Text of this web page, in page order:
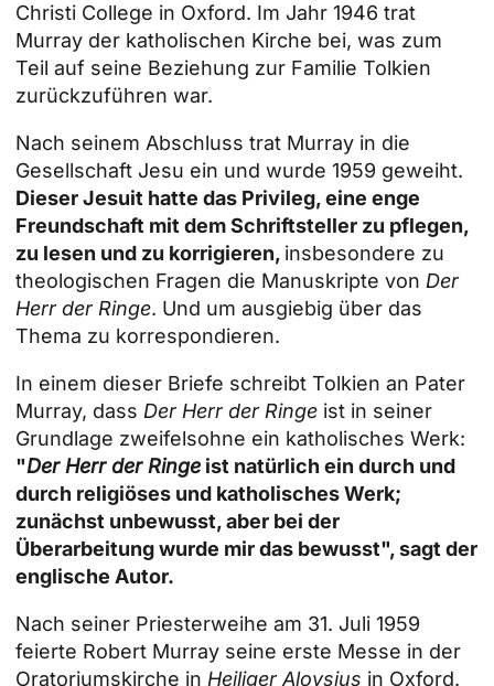
Christi College in Oxford. Im Jahr 1946 trat
Murray der katholischen Kirche bei, was zum
Teil auf seine Beziehung zur Familie Tolkien
zurückzuführen war.
Nach seinem Abschluss trat Murray in die
Gesellschaft Jesu ein und wurde 1959 geweiht.
Dieser Jesuit hatte das Privileg, eine enge
Freundschaft mit dem Schriftsteller zu pflegen,
zu lesen und zu korrigieren, insbesondere zu
theologischen Fragen die Manuskripte von Der
Herr der Ringe. Und um ausgiebig über das
Thema zu korrespondieren.
In einem dieser Briefe schreibt Tolkien an Pater
Murray, dass Der Herr der Ringe ist in seiner
Grundlage zweifelsohne ein katholisches Werk:
"Der Herr der Ringe ist natürlich ein durch und
durch religiöses und katholisches Werk;
zunächst unbewusst, aber bei der
Überarbeitung wurde mir das bewusst", sagt der
englische Autor.
Nach seiner Priesterweihe am 31. Juli 1959
feierte Robert Murray seine erste Messe in der
Oratoriumskirche in Heiliger Aloysius in Oxford.